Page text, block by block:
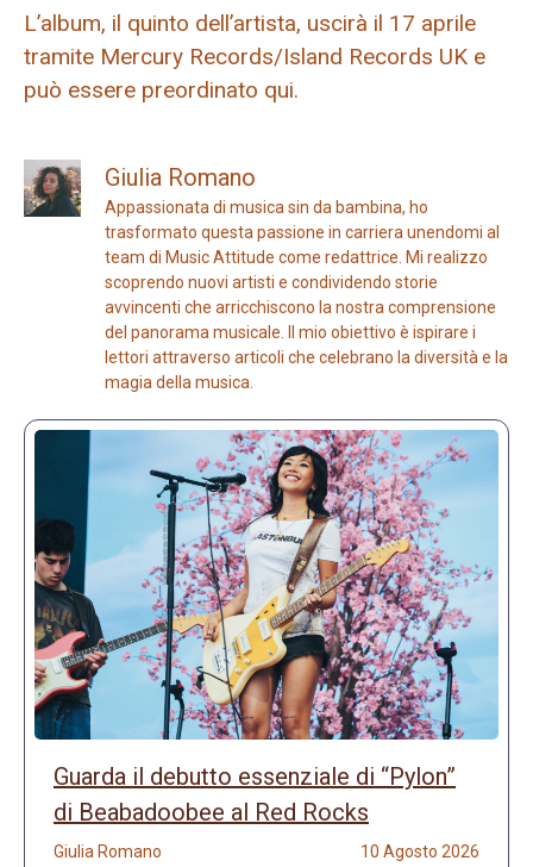
L’album, il quinto dell’artista, uscirà il 17 aprile
tramite Mercury Records/Island Records UK e
può essere preordinato qui.
Giulia Romano
Appassionata di musica sin da bambina, ho
trasformato questa passione in carriera unendomi al
team di Music Attitude come redattrice. Mi realizzo
scoprendo nuovi artisti e condividendo storie
avvincenti che arricchiscono la nostra comprensione
del panorama musicale. Il mio obiettivo è ispirare i
lettori attraverso articoli che celebrano la diversità e la
magia della musica.
Guarda il debutto essenziale di “Pylon”
di Beabadoobee al Red Rocks
Giulia Romano 10 Agosto 2026